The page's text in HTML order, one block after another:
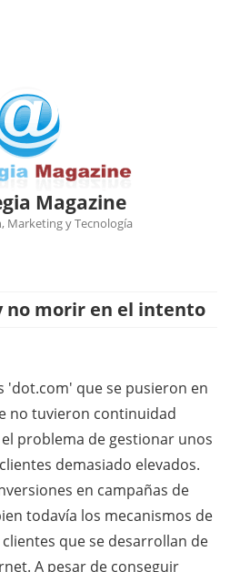
Magazine
Marketing y Tecnología
contenido
no morir en el intento
'dot.com' que se pusieron en
no tuvieron continuidad
problema de gestionar unos
demasiado elevados.
en campañas de
todavía los mecanismos de
que se desarrollan de
A pesar de conseguir